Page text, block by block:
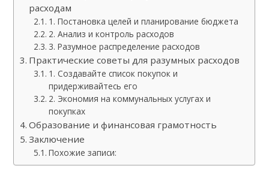
расходам
1. Постановка целей и планирование бюджета
2. Анализ и контроль расходов
3. Разумное распределение расходов
Практические советы для разумных расходов
1. Создавайте список покупок и
придерживайтесь его
2. Экономия на коммунальных услугах и
покупках
Образование и финансовая грамотность
Заключение
Похожие записи: